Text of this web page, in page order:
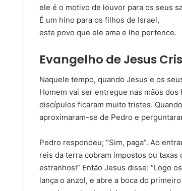
ele é o motivo de louvor para os seus
É um hino para os filhos de Israel,
este povo que ele ama e lhe pertence.
Evangelho de Jesus
Naquele tempo, quando Jesus e os
Homem vai ser entregue nas mãos
discípulos ficaram muito tristes.
aproximaram-se de Pedro e
Pedro respondeu; “Sim, pa­ga”. Ao
reis da terra cobram impostos ou taxas
estranhos!” Então Jesus disse: “Logo
lança o anzol, e abre a boca do